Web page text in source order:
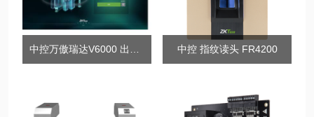
中控 指纹读头 FR4200